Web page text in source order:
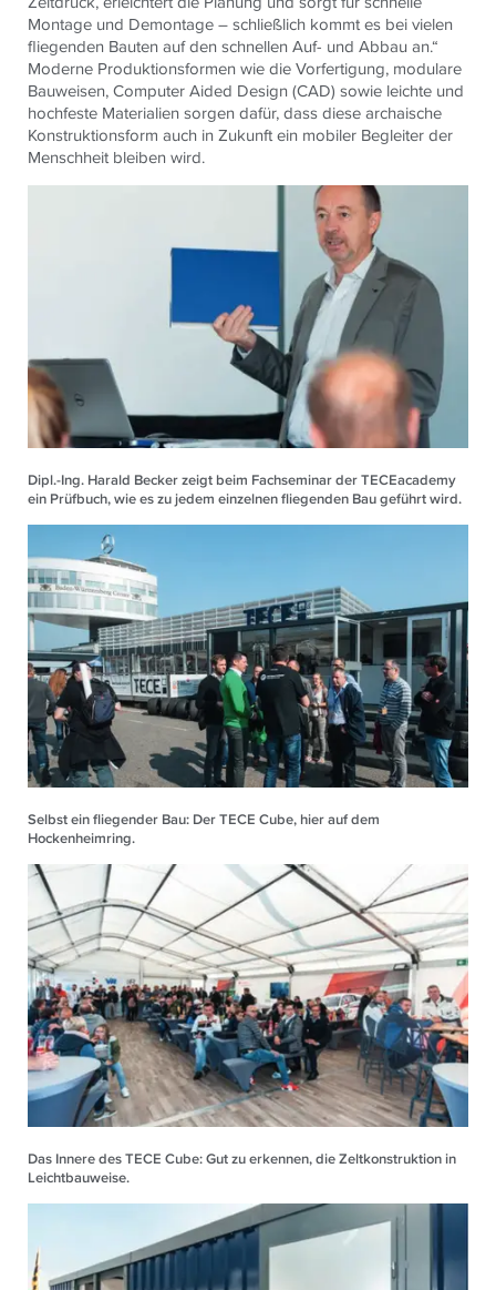
Montage und Demontage – schließlich kommt es bei vielen
fliegenden Bauten auf den schnellen Auf- und Abbau an.“
Moderne Produktionsformen wie die Vorfertigung, modulare
Bauweisen, Computer Aided Design (CAD) sowie leichte und
hochfeste Materialien sorgen dafür, dass diese archaische
Konstruktionsform auch in Zukunft ein mobiler Begleiter der
Menschheit bleiben wird.
Dipl.-Ing. Harald Becker zeigt beim Fachseminar der TECEacademy
ein Prüfbuch, wie es zu jedem einzelnen fliegenden Bau geführt wird.
Selbst ein fliegender Bau: Der TECE Cube, hier auf dem
Hockenheimring.
Das Innere des TECE Cube: Gut zu erkennen, die Zeltkonstruktion in
Leichtbauweise.